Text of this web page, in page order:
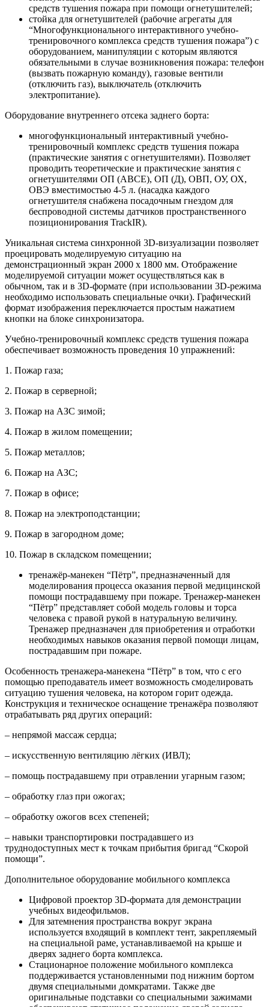
средств тушения пожара при помощи огнетушителей;
стойка для огнетушителей (рабочие агрегаты для
“Многофункционального интерактивного учебно-
тренировочного комплекса средств тушения пожара”) с
оборудованием, манипуляции с которым являются
обязательными в случае возникновения пожара: телефон
(вызвать пожарную команду), газовые вентили
(отключить газ), выключатель (отключить
электропитание).
Оборудование внутреннего отсека заднего борта:
многофункциональный интерактивный учебно-
тренировочный комплекс средств тушения пожара
(практические занятия с огнетушителями). Позволяет
проводить теоретические и практические занятия с
огнетушителями ОП (АВСЕ), ОП (Д), ОВП, ОУ, ОХ,
ОВЭ вместимостью 4-5 л. (насадка каждого
огнетушителя снабжена посадочным гнездом для
беспроводной системы датчиков пространственного
позиционирования TrackIR).
Уникальная система синхронной 3D-визуализации позволяет
проецировать моделируемую ситуацию на
демонстрационный экран 2000 х 1800 мм. Отображение
моделируемой ситуации может осуществляться как в
обычном, так и в 3D-формате (при использовании 3D-режима
необходимо использовать специальные очки). Графический
формат изображения переключается простым нажатием
кнопки на блоке синхронизатора.
Учебно-тренировочный комплекс средств тушения пожара
обеспечивает возможность проведения 10 упражнений:
1. Пожар газа;
2. Пожар в серверной;
3. Пожар на АЗС зимой;
4. Пожар в жилом помещении;
5. Пожар металлов;
6. Пожар на АЗС;
7. Пожар в офисе;
8. Пожар на электроподстанции;
9. Пожар в загородном доме;
10. Пожар в складском помещении;
тренажёр-манекен “Пётр”, предназначенный для
моделирования процесса оказания первой медицинской
помощи пострадавшему при пожаре. Тренажер-манекен
“Пётр” представляет собой модель головы и торса
человека с правой рукой в натуральную величину.
Тренажер предназначен для приобретения и отработки
необходимых навыков оказания первой помощи лицам,
пострадавшим при пожаре.
Особенность тренажера-манекена “Пётр” в том, что с его
помощью преподаватель имеет возможность смоделировать
ситуацию тушения человека, на котором горит одежда.
Конструкция и техническое оснащение тренажёра позволяют
отрабатывать ряд других операций:
– непрямой массаж сердца;
– искусственную вентиляцию лёгких (ИВЛ);
– помощь пострадавшему при отравлении угарным газом;
– обработку глаз при ожогах;
– обработку ожогов всех степеней;
– навыки транспортировки пострадавшего из
труднодоступных мест к точкам прибытия бригад “Скорой
помощи”.
Дополнительное оборудование мобильного комплекса
Цифровой проектор 3D-формата для демонстрации
учебных видеофильмов.
Для затемнения пространства вокруг экрана
используется входящий в комплект тент, закрепляемый
на специальной раме, устанавливаемой на крыше и
дверях заднего борта комплекса.
Стационарное положение мобильного комплекса
поддерживается установленными под нижним бортом
двумя специальными домкратами. Также две
оригинальные подставки со специальными зажимами